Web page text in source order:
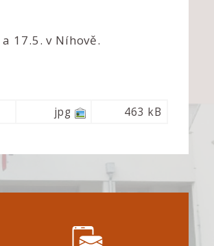
17.5. v Níhově.
jpg 463 kB